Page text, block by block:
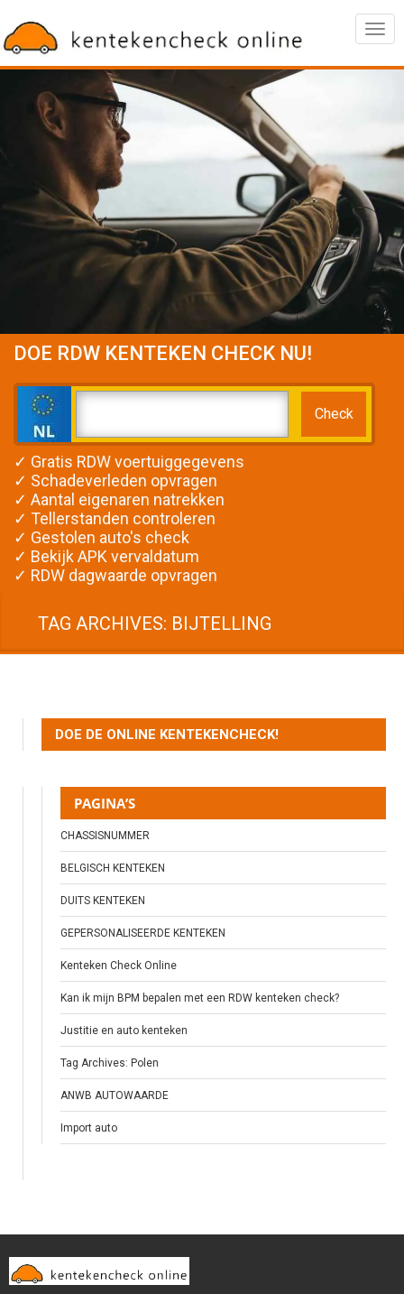
DOE RDW KENTEKEN CHECK NU!
✓ Gratis RDW voertuiggegevens
✓ Schadeverleden opvragen
✓ Aantal eigenaren natrekken
✓ Tellerstanden controleren
✓ Gestolen auto's check
✓ Bekijk APK vervaldatum
✓ RDW dagwaarde opvragen
TAG ARCHIVES: BIJTELLING
DOE DE ONLINE KENTEKENCHECK!
PAGINA’S
CHASSISNUMMER
BELGISCH KENTEKEN
DUITS KENTEKEN
GEPERSONALISEERDE KENTEKEN
Kenteken Check Online
Kan ik mijn BPM bepalen met een RDW kenteken check?
Justitie en auto kenteken
Tag Archives: Polen
ANWB AUTOWAARDE
Import auto